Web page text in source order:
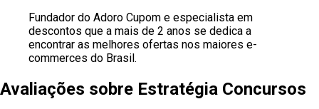
Fundador do Adoro Cupom e especialista em
descontos que a mais de 2 anos se dedica a
encontrar as melhores ofertas nos maiores e-
commerces do Brasil.
Avaliações sobre Estratégia Concursos